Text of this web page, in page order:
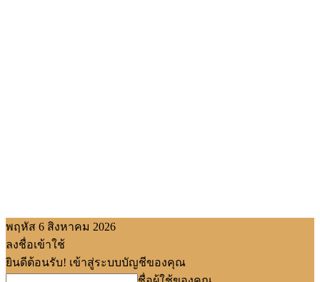
พฤหัส 6 สิงหาคม 2026
ลงชื่อเข้าใช้
ยินดีต้อนรับ! เข้าสู่ระบบบัญชีของคุณ